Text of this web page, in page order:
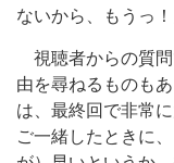
ないから、もうっ
視聴者からの質問
由を尋ねるものも
は、最終回で非常
ご一緒したときに